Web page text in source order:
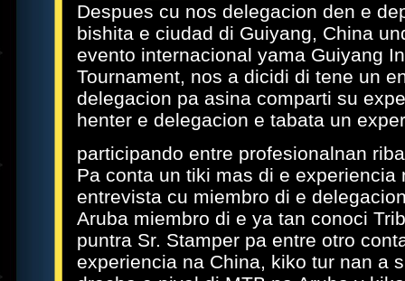
Despues cu nos delegacion den e
bishita e ciudad di Guiyang, China
evento internacional yama Guiyang
Tournament, nos a dicidi di tene un
delegacion pa asina comparti su
henter e delegacion e tabata un
participando entre profesionalnan
Pa conta un tiki mas di e experiencia
entrevista cu miembro di e
Aruba miembro di e ya tan conoci
puntra Sr. Stamper pa entre otro
experiencia na China, kiko tur nan a